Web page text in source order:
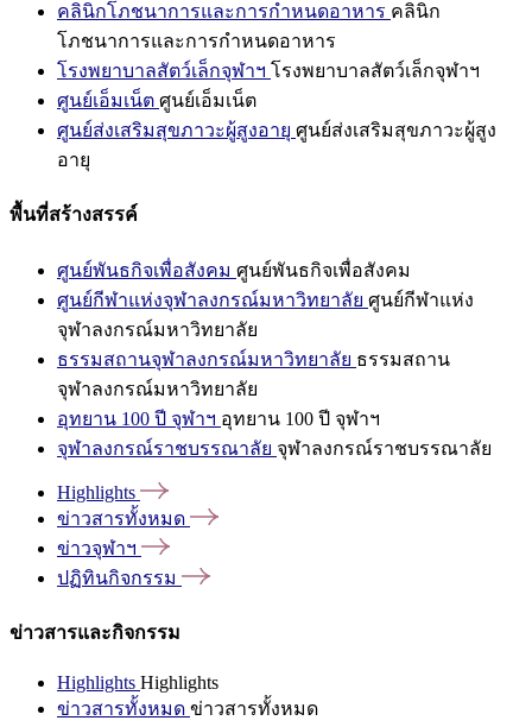
คลินิกโภชนาการและการกำหนดอาหาร คลินิก
โภชนาการและการกำหนดอาหาร
โรงพยาบาลสัตว์เล็กจุฬาฯ โรงพยาบาลสัตว์เล็กจุฬาฯ
ศูนย์เอ็มเน็ต ศูนย์เอ็มเน็ต
ศูนย์ส่งเสริมสุขภาวะผู้สูงอายุ ศูนย์ส่งเสริมสุขภาวะผู้สูง
อายุ
พื้นที่สร้างสรรค์
ศูนย์พันธกิจเพื่อสังคม ศูนย์พันธกิจเพื่อสังคม
ศูนย์กีฬาแห่งจุฬาลงกรณ์มหาวิทยาลัย ศูนย์กีฬาแห่ง
จุฬาลงกรณ์มหาวิทยาลัย
ธรรมสถานจุฬาลงกรณ์มหาวิทยาลัย ธรรมสถาน
จุฬาลงกรณ์มหาวิทยาลัย
อุทยาน 100 ปี จุฬาฯ อุทยาน 100 ปี จุฬาฯ
จุฬาลงกรณ์ราชบรรณาลัย จุฬาลงกรณ์ราชบรรณาลัย
Highlights
ข่าวสารทั้งหมด
ข่าวจุฬาฯ
ปฏิทินกิจกรรม
ข่าวสารและกิจกรรม
Highlights Highlights
ข่าวสารทั้งหมด ข่าวสารทั้งหมด